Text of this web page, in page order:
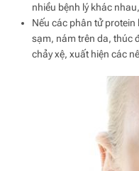
nhiều bệnh lý khác
Nếu các phân tử
sạm, nám trên da, thúc
chảy xệ, xuất hiện các